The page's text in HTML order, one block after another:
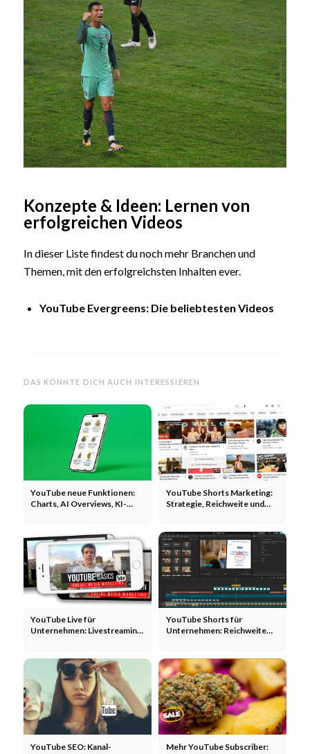
Konzepte & Ideen: Lernen von
erfolgreichen Videos
In dieser Liste findest du noch mehr Branchen und
Themen, mit den erfolgreichsten Inhalten ever.
YouTube Evergreens: Die beliebtesten Videos
DAS KÖNNTE DICH AUCH INTERESSIEREN
YouTube neue Funktionen:
Charts, AI Overviews, KI-
YouTube Shorts Marketing:
Strategie, Reichweite und
YouTube Live für
Unternehmen: Livestreaming
YouTube Shorts für
Unternehmen: Reichweite
YouTube SEO: Kanal-
Mehr YouTube Subscriber: